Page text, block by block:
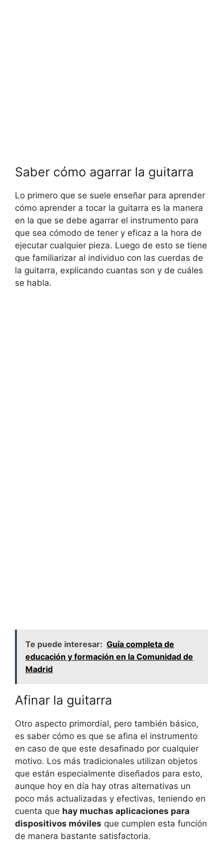
Saber cómo agarrar la guitarra
Lo primero que se suele enseñar para aprender
cómo aprender a tocar la guitarra es la manera
en la que se debe agarrar el instrumento para
que sea cómodo de tener y eficaz a la hora de
ejecutar cualquier pieza. Luego de esto se tiene
que familiarizar al individuo con las cuerdas de
la guitarra, explicando cuantas son y de cuáles
se habla.
Te puede interesar: Guía completa de
educación y formación en la Comunidad de
Madrid
Afinar la guitarra
Otro aspecto primordial, pero también básico,
es saber cómo es que se afina el instrumento
en caso de que este desafinado por cualquier
motivo. Los más tradicionales utilizan objetos
que están especialmente diseñados para esto,
aunque hoy en día hay otras alternativas un
poco más actualizadas y efectivas, teniendo en
cuenta que hay muchas aplicaciones para
dispositivos móviles que cumplen esta función
de manera bastante satisfactoria.